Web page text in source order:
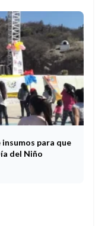
para que
del Niño